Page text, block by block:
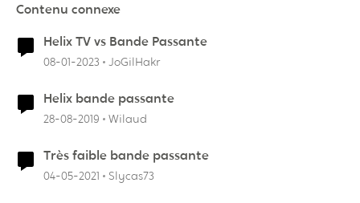
Contenu connexe
Helix TV vs Bande Passante
08-01-2023 JoGilHakr
Helix bande passante
28-08-2019 Wilaud
Très faible bande passante
04-05-2021 Slycas73